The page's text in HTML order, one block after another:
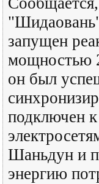
запущен
мощностью
он был
подключен к
Шаньдун и
энергию